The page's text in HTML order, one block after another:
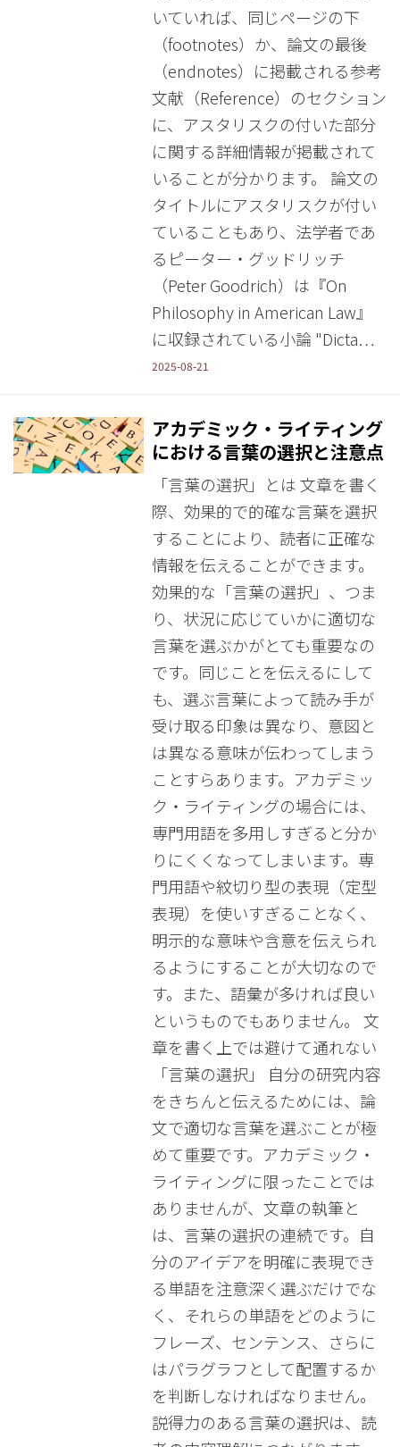
いていれば、同じページの下
（footnotes）か、論文の最後
（endnotes）に掲載される参考
文献（Reference）のセクション
に、アスタリスクの付いた部分
に関する詳細情報が掲載されて
いることが分かります。 論文の
タイトルにアスタリスクが付い
ていることもあり、法学者であ
るピーター・グッドリッチ
（Peter Goodrich）は『On
Philosophy in American Law』
に収録されている小論 "Dicta…
2025-08-21
アカデミック・ライティング
における言葉の選択と注意点
「言葉の選択」とは 文章を書く
際、効果的で的確な言葉を選択
することにより、読者に正確な
情報を伝えることができます。
効果的な「言葉の選択」、つま
り、状況に応じていかに適切な
言葉を選ぶかがとても重要なの
です。同じことを伝えるにして
も、選ぶ言葉によって読み手が
受け取る印象は異なり、意図と
は異なる意味が伝わってしまう
ことすらあります。アカデミッ
ク・ライティングの場合には、
専門用語を多用しすぎると分か
りにくくなってしまいます。専
門用語や紋切り型の表現（定型
表現）を使いすぎることなく、
明示的な意味や含意を伝えられ
るようにすることが大切なので
す。また、語彙が多ければ良い
というものでもありません。 文
章を書く上では避けて通れない
「言葉の選択」 自分の研究内容
をきちんと伝えるためには、論
文で適切な言葉を選ぶことが極
めて重要です。アカデミック・
ライティングに限ったことでは
ありませんが、文章の執筆と
は、言葉の選択の連続です。自
分のアイデアを明確に表現でき
る単語を注意深く選ぶだけでな
く、それらの単語をどのように
フレーズ、センテンス、さらに
はパラグラフとして配置するか
を判断しなければなりません。
説得力のある言葉の選択は、読